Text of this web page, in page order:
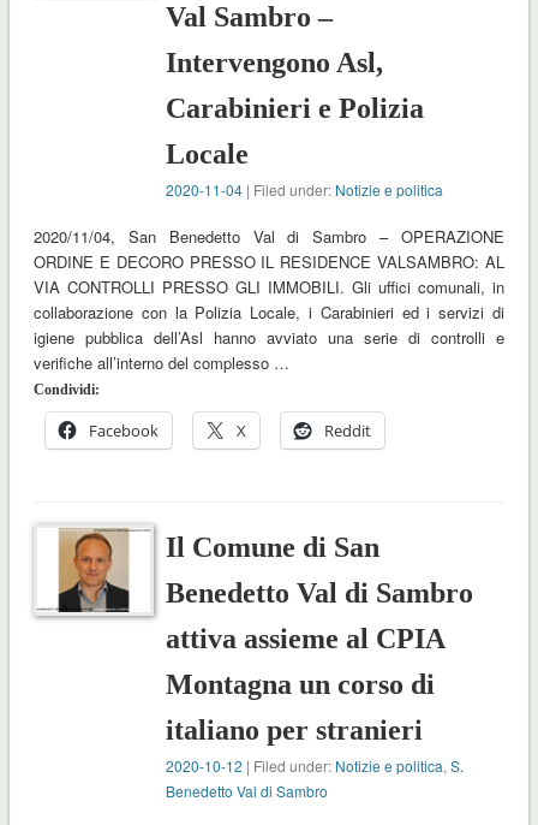
Val Sambro –
Intervengono Asl,
Carabinieri e Polizia
Locale
2020-11-04 | Filed under: Notizie e politica
2020/11/04, San Benedetto Val di Sambro – OPERAZIONE
ORDINE E DECORO PRESSO IL RESIDENCE VALSAMBRO: AL
VIA CONTROLLI PRESSO GLI IMMOBILI. Gli uffici comunali, in
collaborazione con la Polizia Locale, i Carabinieri ed i servizi di
igiene pubblica dell’Asl hanno avviato una serie di controlli e
verifiche all’interno del complesso …
Condividi:
Facebook X Reddit
Il Comune di San
Benedetto Val di Sambro
attiva assieme al CPIA
Montagna un corso di
italiano per stranieri
2020-10-12 | Filed under: Notizie e politica,S.
Benedetto Val di Sambro